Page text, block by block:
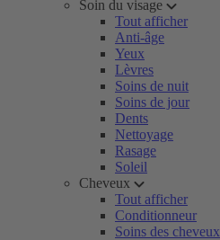
Soin du visage
Tout afficher
Anti-âge
Yeux
Lèvres
Soins de nuit
Soins de jour
Dents
Nettoyage
Rasage
Soleil
Cheveux
Tout afficher
Conditionneur
Soins des cheveux